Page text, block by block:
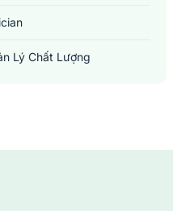
Lý Chất Lượng